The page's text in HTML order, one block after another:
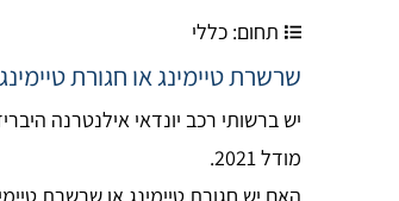
תחום: כללי
שרשרת טיימינג או חגורת טיימינג
יש ברשותי רכב יונדאי אילנטרנה
מודל 2021.
האם יש חגורת טיימינג או שרשרת